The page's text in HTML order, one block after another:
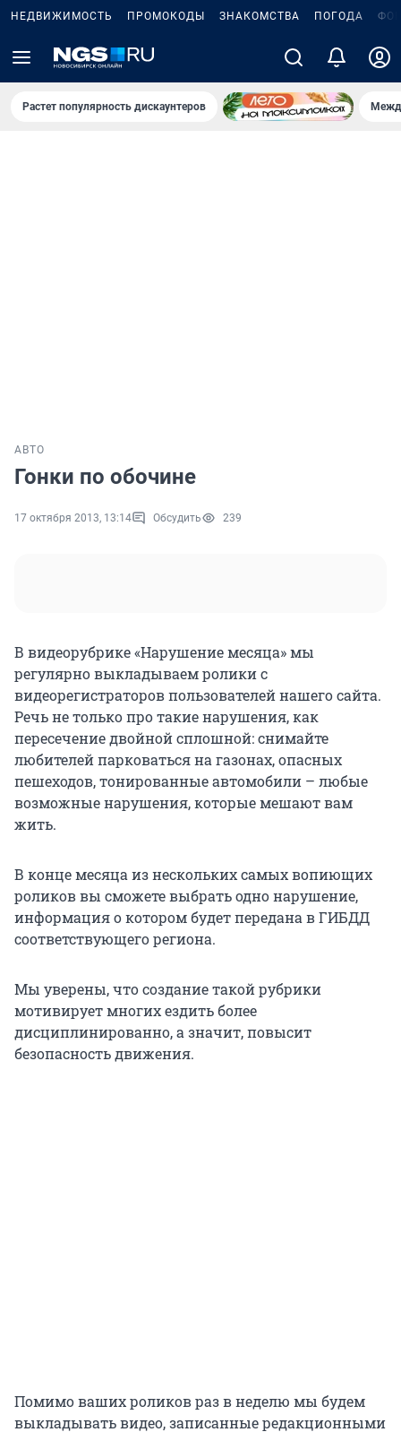
НЕДВИЖИМОСТЬ ПРОМОКОДЫ ЗНАКОМСТВА ПОГОДА
Растет популярность дискаунтеров
АВТО
Гонки по обочине
17 октября 2013, 13:14 Обсудить 239
В видеорубрике «Нарушение месяца» мы
регулярно выкладываем ролики с
видеорегистраторов пользователей нашего сайта.
Речь не только про такие нарушения, как
пересечение двойной сплошной: снимайте
любителей парковаться на газонах, опасных
пешеходов, тонированные автомобили – любые
возможные нарушения, которые мешают вам
жить.
В конце месяца из нескольких самых вопиющих
роликов вы сможете выбрать одно нарушение,
информация о котором будет передана в ГИБДД
соответствующего региона.
Мы уверены, что создание такой рубрики
мотивирует многих ездить более
дисциплинированно, а значит, повысит
безопасность движения.
Помимо ваших роликов раз в неделю мы будем
выкладывать видео, записанные редакционными